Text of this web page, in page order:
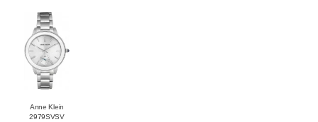
Anne Klein
2979SVSV